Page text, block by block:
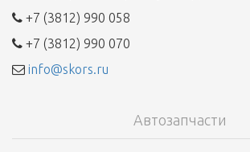
+7 (3812) 990 058
+7 (3812) 990 070
info@skors.ru
Автозапчасти